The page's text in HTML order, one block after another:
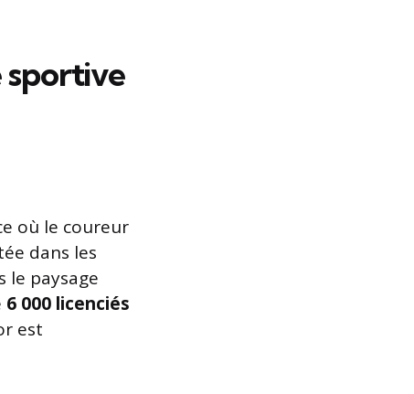
sportive
où le coureur
dans les
le paysage
6 000 licenciés
est